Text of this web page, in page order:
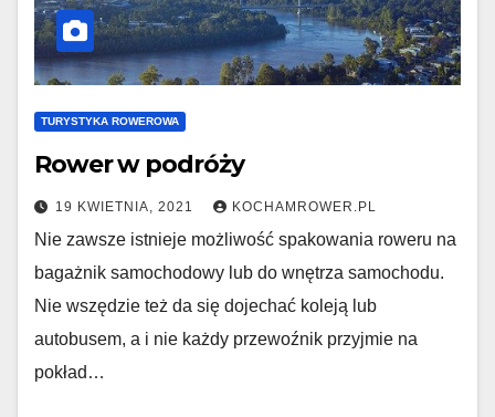
TURYSTYKA ROWEROWA
Rower w podróży
19 KWIETNIA, 2021 KOCHAMROWER.PL
Nie zawsze istnieje możliwość spakowania roweru na
bagażnik samochodowy lub do wnętrza samochodu.
Nie wszędzie też da się dojechać koleją lub
autobusem, a i nie każdy przewoźnik przyjmie na
pokład…